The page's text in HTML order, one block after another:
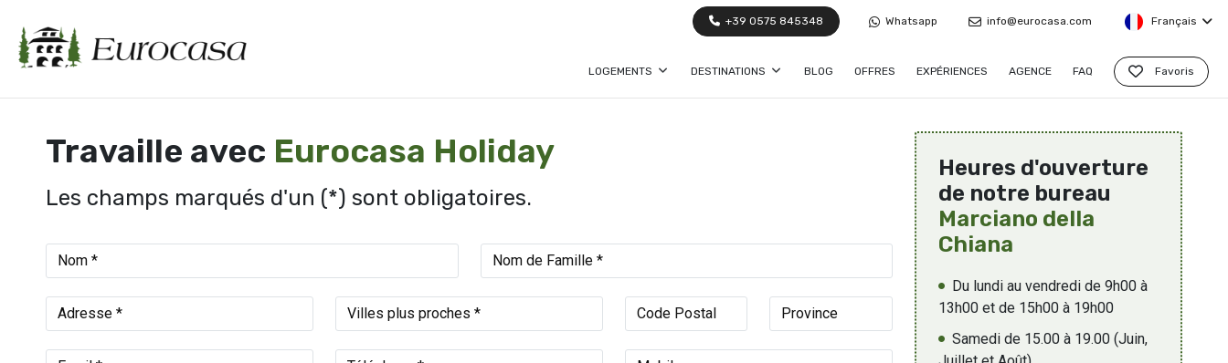
+39 0575 845348 Whatsapp info@eurocasa.com Français
LOGEMENTS DESTINATIONS BLOG OFFRES EXPÉRIENCES AGENCE FAQ Favoris
Travaille avec Eurocasa Holiday
Les champs marqués d'un (*) sont obligatoires.
Heures d'ouverture
de notre bureau
Marciano della
Chiana
Du lundi au vendredi de 9h00 à
13h00 et de 15h00 à 19h00
Samedi de 15.00 à 19.00 (Juin,